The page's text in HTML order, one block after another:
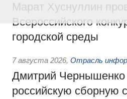
Марат Хуснуллин
Всероссийского
городской среды
7 августа 2026, Отрасль
Дмитрий Чернышенко
российскую сборную